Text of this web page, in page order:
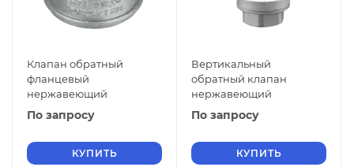
Клапан обратный
фланцевый
нержавеющий
По запросу
КУПИТЬ
Вертикальный
обратный клапан
нержавеющий
По запросу
КУПИТЬ